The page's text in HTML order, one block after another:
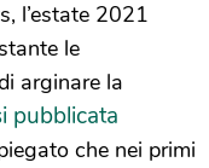
l’estate 2021
le
arginare la
pubblicata
che nei primi